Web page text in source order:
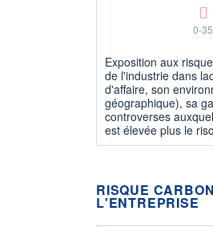
0-35
Exposition aux
de l'industrie dans
d'affaire, son
géographique), sa
controverses
est élevée plus le
RISQUE
L'ENTREPRISE